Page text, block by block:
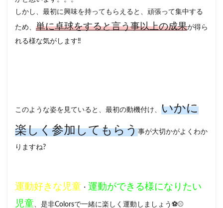
しかし、最初に興味を持ってもらえると、頑張って集中する
ため、 単に卓球をすると言う事以上の成果が得ら
れる様な気がします‼️
このような姿を見ていると、最初の動機付け、 いかに
楽しく参加してもらう事が大切かがよくわか
りますね?
運動好きな児童 ・ 運動ができる様になりたい
児童、是非Colorsで一緒に楽しく運動しましょう⚽️⚾️